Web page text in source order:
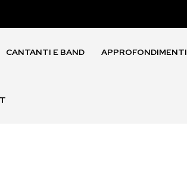
CANTANTI E BAND APPROFONDIMENTI